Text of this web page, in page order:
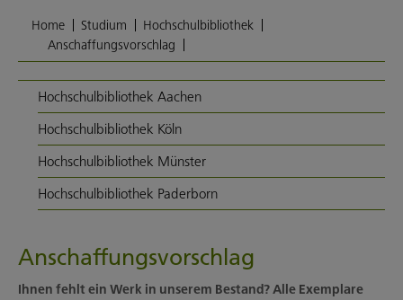
Home Studium
Hochschulbibliothek
Anschaffungsvorschlag
Hochschulbibliothek Aachen
Hochschulbibliothek Köln
Hochschulbibliothek Münster
Hochschulbibliothek Paderborn
Anschaffungsvorschlag
Ihnen fehlt ein Werk in unserem Bestand? Alle Exemplare